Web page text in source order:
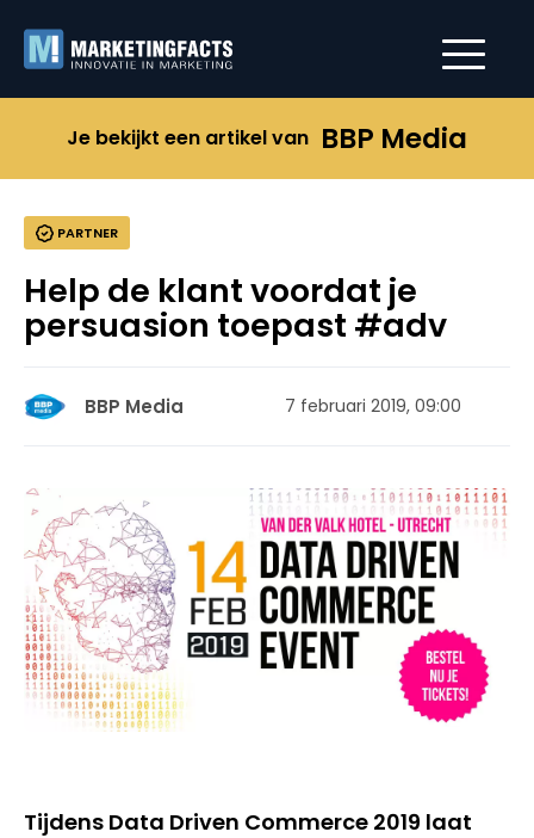
Je bekijkt een artikel van BBP Media
PARTNER
Help de klant voordat je
persuasion toepast #adv
BBP Media 7 februari 2019, 09:00
Tijdens Data Driven Commerce 2019 laat